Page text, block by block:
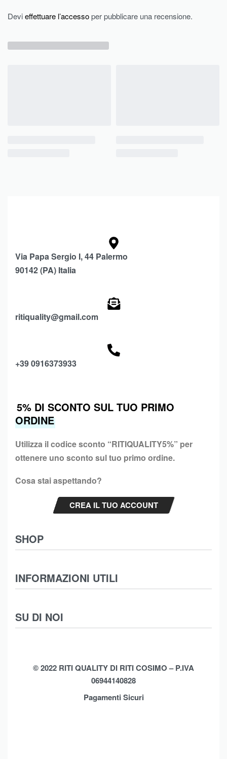
Devieffettuare l’accessoper pubblicare una recensione.
Via Papa Sergio I, 44 Palermo
90142 (PA) Italia
ritiquality@gmail.com
+39 0916373933
SHOP
Abbigliamento
Intimo
Moda Mare
SU DI NOI
Shop
INFORMAZIONI UTILI
Termini e Condizioni
Spedizioni
Privacy Policy
5% DI SCONTO SUL TUO PRIMO
ORDINE
Utilizza il codice sconto “RITIQUALITY5%” per
ottenere uno sconto sul tuo primo ordine.
Cosa stai aspettando?
CREA IL TUO ACCOUNT
© 2022 RITI QUALITY DI RITI COSIMO – P.IVA
06944140828
Pagamenti Sicuri